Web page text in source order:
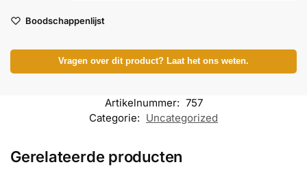
Boodschappenlijst
Vragen over dit product? Laat het ons weten.
Artikelnummer: 757
Categorie: Uncategorized
Gerelateerde producten